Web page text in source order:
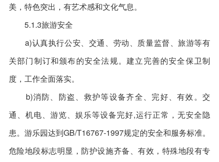
美，特色突出，有艺术感和文化气息。
5.1.3旅游安全
a)认真执行公安、交通、劳动、质量监督、旅游等有
关部门制订和颁布的安全法规。建立完善的安全保卫制
度，工作全面落实。
b)消防、防盗、救护等设备齐全、完好、有效。交
通、机电、游览、娱乐等设备完好,运行正常，无安全隐
患。游乐园达到GB/T16767-1997规定的安全和服务标准。
危险地段标志明显，防护设施齐备、有效，特殊地段有专